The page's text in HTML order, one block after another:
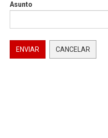
Asunto
ENVIAR CANCELAR